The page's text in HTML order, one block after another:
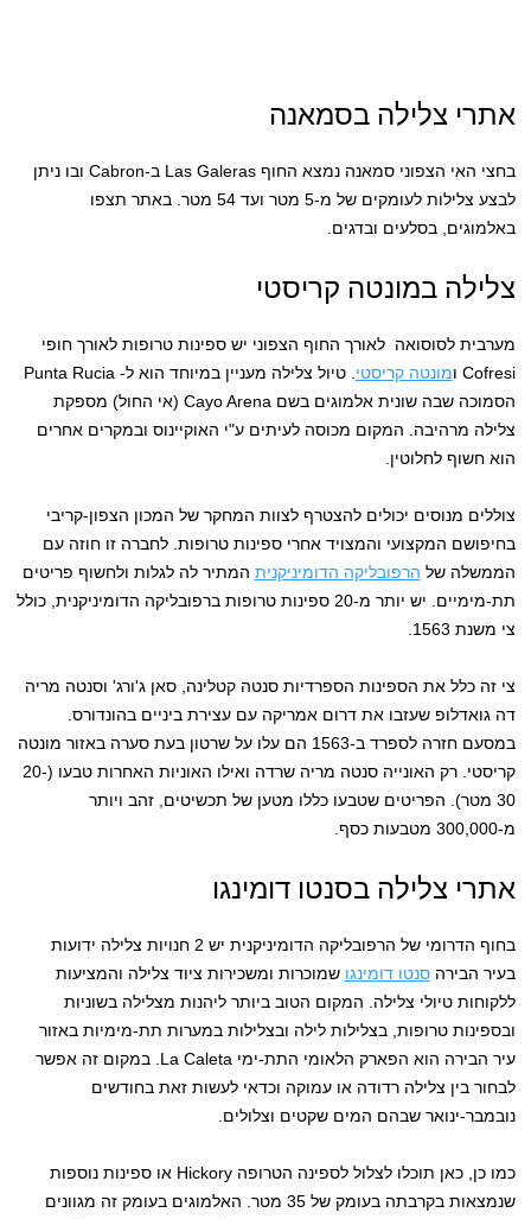
אתרי צלילה בסמאנה
בחצי האי הצפוני סמאנה נמצא החוף Las Galeras ב-Cabron ובו ניתן
לבצע צלילות לעומקים של מ-5 מטר ועד 54 מטר. באתר תצפו
באלמוגים, בסלעים ובדגים.
צלילה במונטה קריסטי
מערבית לסוסואה לאורך החוף הצפוני יש ספינות טרופות לאורך חופי
Cofresi ו מונטה קריסטי
. טיול צלילה מעניין במיוחד הוא ל- Punta Rucia
הסמוכה שבה שונית אלמוגים בשם Cayo Arena (אי החול) מספקת
צלילה מרהיבה. המקום מכוסה לעיתים ע"י האוקיינוס ובמקרים אחרים
הוא חשוף לחלוטין.
צוללים מנוסים יכולים להצטרף לצוות המחקר של המכון הצפון-קריבי
בחיפושם המקצועי והמצויד אחרי ספינות טרופות. לחברה זו חוזה עם
הממשלה של הרפובליקה הדומיניקנית המתיר לה לגלות ולחשוף פריטים
תת-מימיים. יש יותר מ-20 ספינות טרופות ברפובליקה הדומיניקנית, כולל
צי משנת 1563.
צי זה כלל את הספינות הספרדיות סנטה קטלינה, סאן ג'ורג' וסנטה מריה
דה גואדלופ שעזבו את דרום אמריקה עם עצירת ביניים בהונדורס.
במסעם חזרה לספרד ב-1563 הם עלו על שרטון בעת סערה באזור מונטה
קריסטי. רק האונייה סנטה מריה שרדה ואילו האוניות האחרות טבעו (20-
30 מטר). הפריטים שטבעו כללו מטען של תכשיטים, זהב ויותר
מ-300,000 מטבעות כסף.
אתרי צלילה בסנטו דומינגו
בחוף הדרומי של הרפובליקה הדומיניקנית יש 2 חנויות צלילה ידועות
בעיר הבירהסנטו דומינגו שמוכרות ומשכירות ציוד צלילה והמציעות
ללקוחות טיולי צלילה. המקום הטוב ביותר ליהנות מצלילה בשוניות
ובספינות טרופות, בצלילות לילה ובצלילות במערות תת-מימיות באזור
עיר הבירה הוא הפארק הלאומי התת-ימי La Caleta. במקום זה אפשר
לבחור בין צלילה רדודה או עמוקה וכדאי לעשות זאת בחודשים
נובמבר-ינואר שבהם המים שקטים וצלולים.
כמו כן, כאן תוכלו לצלול לספינה הטרופה Hickory או ספינות נוספות
שנמצאות בקרבתה בעומק של 35 מטר. האלמוגים בעומק זה מגוונים